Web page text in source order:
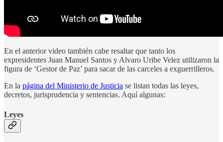
En el anterior video también cabe resaltar que tanto los
expresidentes Juan Manuel Santos y Alvaro Uribe Velez utilizaron la
figura de ‘Gestor de Paz’ para sacar de las carceles a exguerrilleros.
En la página del Ministerio de Justicia se listan todas las leyes,
decretos, jurisprudencia y sentencias. Aquí algunas:
Leyes